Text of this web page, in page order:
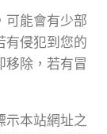
可能會有少部
有侵犯到您的
移除，若有冒
示本站網址之